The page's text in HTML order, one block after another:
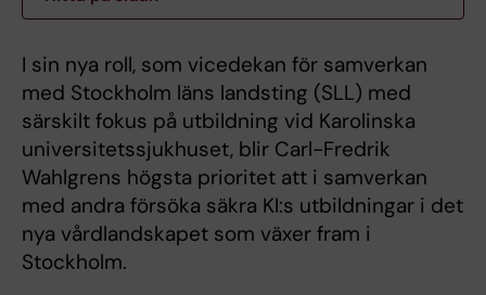
I sin nya roll, som vicedekan för samverkan
med Stockholm läns landsting (SLL) med
särskilt fokus på utbildning vid Karolinska
universitetssjukhuset, blir Carl-Fredrik
Wahlgrens högsta prioritet att i samverkan
med andra försöka säkra KI:s utbildningar i det
nya vårdlandskapet som växer fram i
Stockholm.